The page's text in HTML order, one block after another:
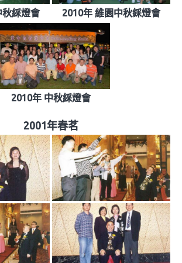
綵燈會 2010年 維園中秋綵燈會
2010年 中秋綵燈會
2001年春茗